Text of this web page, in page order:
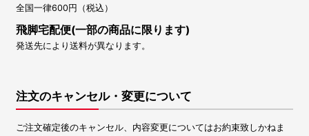
全国一律600円（税込）
飛脚宅配便(一部の商品に限ります)
発送先により送料が異なります。
注文のキャンセル・変更について
ご注文確定後のキャンセル、内容変更についてはお約束致しかねま